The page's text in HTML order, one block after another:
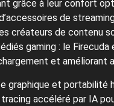
grâce à leur confort
de
créateurs de contenu
gaming : le
et améliorant
graphique et portabilité
accéléré par IA